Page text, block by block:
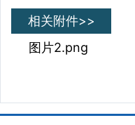
相关附件>>
图片2.png